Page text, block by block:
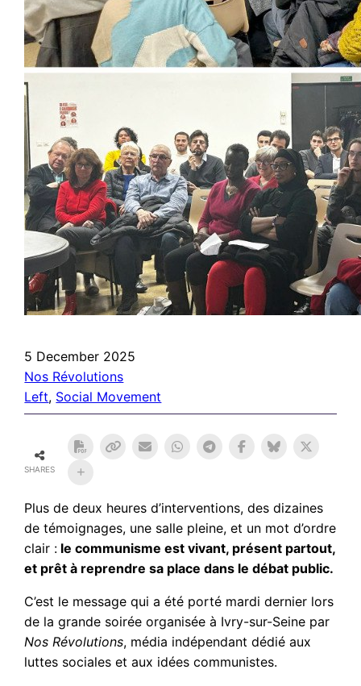
5 December 2025
Nos Révolutions
Left, Social Movement
SHARES
Plus de deux heures d’interventions, des dizaines
de témoignages, une salle pleine, et un mot d’ordre
clair : le communisme est vivant, présent partout,
et prêt à reprendre sa place dans le débat public.
C’est le message qui a été porté mardi dernier lors
de la grande soirée organisée à Ivry-sur-Seine par
Nos Révolutions, média indépendant dédié aux
luttes sociales et aux idées communistes.